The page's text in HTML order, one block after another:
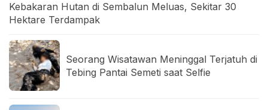
Kebakaran Hutan di Sembalun Meluas, Sekitar 30
Hektare Terdampak
Seorang Wisatawan Meninggal Terjatuh di
Tebing Pantai Semeti saat Selfie